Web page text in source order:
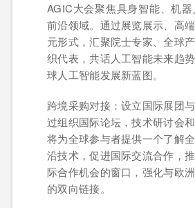
AGIC大会聚焦具身智能、机
前沿领域。通过展览展示、高
元形式，汇聚院士专家、全球
织代表，共话人工智能未来趋
球人工智能发展新蓝图。
跨境采购对接：设立国际展团
过组织国际论坛，技术研讨会
将为全球参与者提供一个了解
沿技术，促进国际交流合作，
际合作机会的窗口，强化与欧
的双向链接。